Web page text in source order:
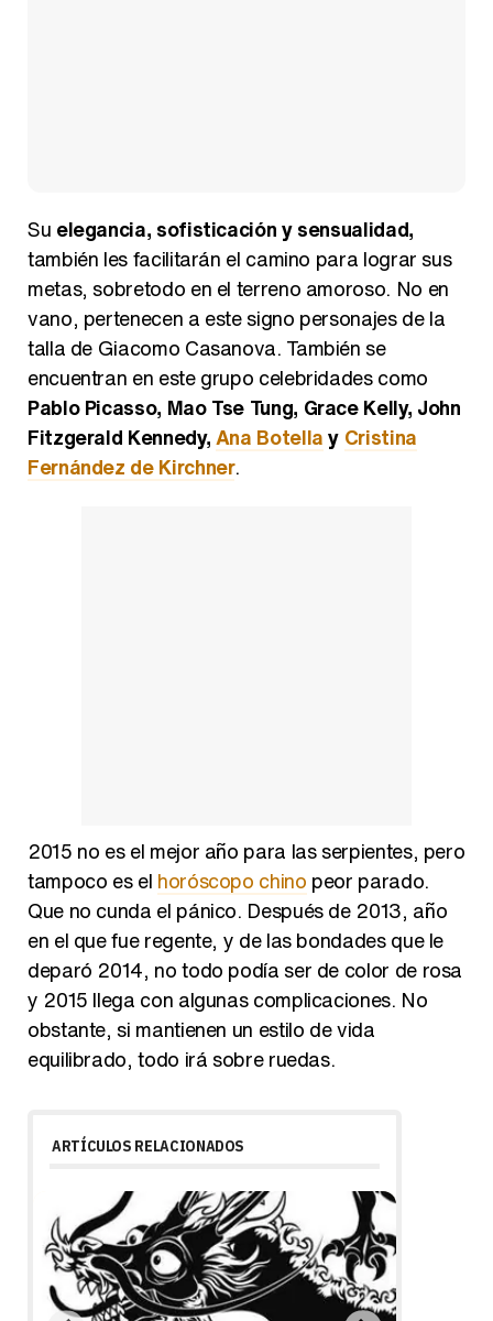
Su elegancia, sofisticación y sensualidad,
también les facilitarán el camino para lograr sus
metas, sobretodo en el terreno amoroso. No en
vano, pertenecen a este signo personajes de la
talla de Giacomo Casanova. También se
encuentran en este grupo celebridades como
Pablo Picasso, Mao Tse Tung, Grace Kelly, John
Fitzgerald Kennedy,Ana Botellay Cristina
Fernández de Kirchner.
2015 no es el mejor año para las serpientes, pero
tampoco es el horóscopo chino peor parado.
Que no cunda el pánico. Después de 2013, año
en el que fue regente, y de las bondades que le
deparó 2014, no todo podía ser de color de rosa
y 2015 llega con algunas complicaciones. No
obstante, si mantienen un estilo de vida
equilibrado, todo irá sobre ruedas.
ARTÍCULOS RELACIONADOS